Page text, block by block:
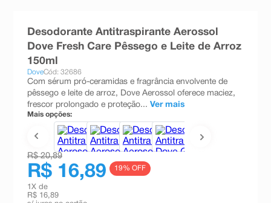
Desodorante Antitraspirante Aerossol
Dove Fresh Care Pêssego e Leite de Arroz
150ml
DoveCód: 32686
Com sérum pró-ceramidas e fragrância envolvente de
pêssego e leite de arroz, Dove Aerossol oferece maciez,
frescor prolongado e proteção... Ver mais
Mais opções:
R$ 20,89
R$ 16,89 19% OFF
1 X de
R$ 16,89
esmalte
ºabsorvente